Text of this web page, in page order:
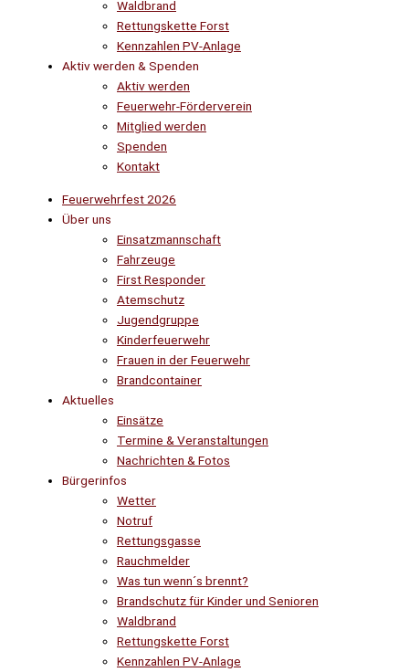
Waldbrand
Rettungskette Forst
Kennzahlen PV-Anlage
Aktiv werden & Spenden
Aktiv werden
Feuerwehr-Förderverein
Mitglied werden
Spenden
Kontakt
Feuerwehrfest 2026
Über uns
Einsatzmannschaft
Fahrzeuge
First Responder
Atemschutz
Jugendgruppe
Kinderfeuerwehr
Frauen in der Feuerwehr
Brandcontainer
Aktuelles
Einsätze
Termine & Veranstaltungen
Nachrichten & Fotos
Bürgerinfos
Wetter
Notruf
Rettungsgasse
Rauchmelder
Was tun wenn´s brennt?
Brandschutz für Kinder und Senioren
Waldbrand
Rettungskette Forst
Kennzahlen PV-Anlage